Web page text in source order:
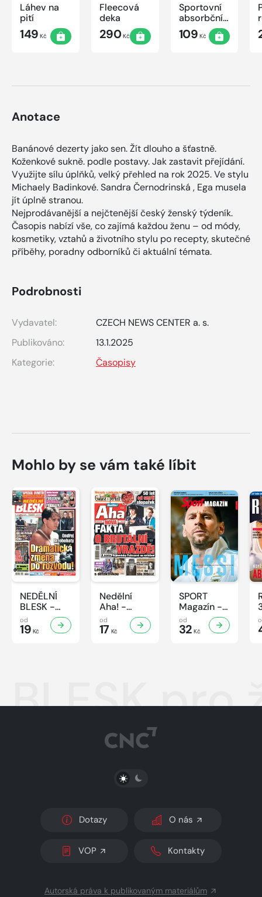
Láhev na
pití
149 Kč
Fleecová
deka
290Kč
Sportovní
absorbční
ručník
109 Kč
Anotace
Banánové dezerty jako sen. Žít dlouho a šťastně.
Koženkové sukně. podle postavy. Jak zastavit přejídání.
Využijte sílu úplňků, velký přehled na rok 2025. Ve stylu
Michaely Badinkové. Sandra Černodrinská , Ega musela
jít úplně stranou.
Nejprodávanější a nejčtenější český ženský týdeník.
Časopis nabízí vše, co zajímá každou ženu – od módy,
kosmetiky, vztahů a životního stylu po recepty, skutečné
příběhy, poradny odborníků či aktuální témata.
Podrobnosti
Vydavatel:
CZECH NEWS CENTER a. s.
Publikováno:
13.1.2025
Kategorie:
Časopisy
Mohlo by se vám také líbit
NEDĚLNÍ
BLESK -
32/2026
od
19 Kč
Nedělní
Aha! -
32/2026
od
17 Kč
SPORT
Magazín -
32/2026
od
32 Kč
BLESK
PŘEPNOUT SVĚTLÝ/TMAVÝ REŽIM
Dotazy O nás
VOP Kontakty
Autorská práva k publikovaným materiálům